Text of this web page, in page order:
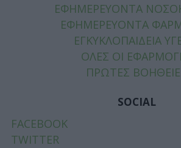
ΕΦΗΜΕΡΕΥΟΝΤΑ
ΕΦΗΜΕΡΕΥΟΝΤΑ
ΕΓΚΥΚΛΟΠΑΙΔΕΙΑ
ΟΛΕΣ ΟΙ
ΠΡΩΤΕΣ
SOCIAL
FACEBOOK
TWITTER